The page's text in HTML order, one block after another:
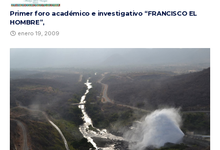
Primer foro académico e investigativo “FRANCISCO EL
HOMBRE”,
enero 19, 2009